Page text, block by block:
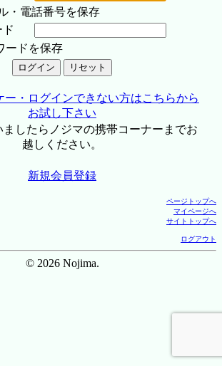
・電話番号を保存
ードを保存
ー・ログインできない方はこちらから
お試し下さい
したらノジマの携帯コーナーまでお
越しください。
新規会員登録
ページトップへ
マイページへ
サイトトップへ
ログアウト
© 2026 Nojima.